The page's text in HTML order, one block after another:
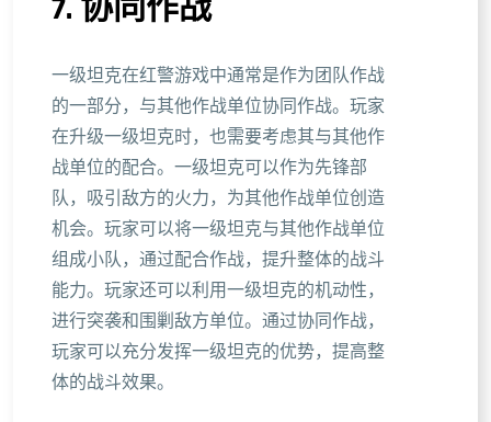
7. 协同作战
一级坦克在红警游戏中通常是作为团队作战
的一部分，与其他作战单位协同作战。玩家
在升级一级坦克时，也需要考虑其与其他作
战单位的配合。一级坦克可以作为先锋部
队，吸引敌方的火力，为其他作战单位创造
机会。玩家可以将一级坦克与其他作战单位
组成小队，通过配合作战，提升整体的战斗
能力。玩家还可以利用一级坦克的机动性，
进行突袭和围剿敌方单位。通过协同作战，
玩家可以充分发挥一级坦克的优势，提高整
体的战斗效果。